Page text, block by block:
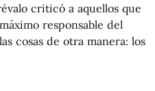
criticó a aquellos que
responsable del
cosas de otra manera: los